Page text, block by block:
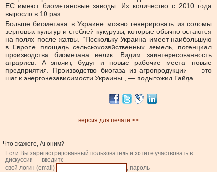
ЕС имеют биометановые заводы. Их количество с 2010 года
выросло в 10 раз.
Больше биометана в Украине можно генерировать из соломы
зерновых культур и стеблей кукурузы, которые обычно остаются
на полях после жатвы. “Поскольку Украина имеет наибольшую
в Европе площадь сельскохозяйственных земель, потенциал
производства биометана велик. Видим заинтересованность
аграриев. А значит, будут и новые рабочие места, новые
предприятия. Производство биогаза из агропродукции — это
шаг к энергонезависимости Украины”, — подытожил Гайда.
версия для печати >>
Что скажете, Аноним?
Если Вы зарегистрированный пользователь и хотите участвовать в
дискуссии — введите
свой логин (email)
, пароль